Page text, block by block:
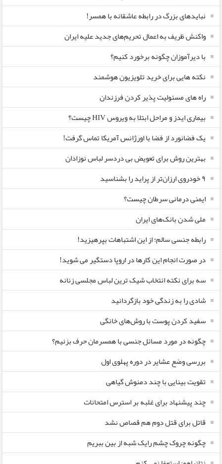
نبایدهای بزرگ در رابطه عاشقانه با همسر!
واکنش ظریف به اعمال تحریم‌های جدید علیه ایران
با دیرآموزان چگونه برخورد کنیم؟
نکته هایی برای خرید تلویزیون هوشمند
راه های مسئولیت پذیر کردن فرزندان
بیماری ایدز و مراحل ابتلا به ویروس HIV چیست؟
یک فضانورد از فضا با اورژانس آمریکا تماس گرفت!
بهترین روش برای تعویض بی دردسر لباس نوزادان
٩ خودروی ارزان‌تر از پراید را بشناسید
ایمنی درمانی سرطان چیست؟
ملی شدن بانک‌های ایران
رابطه جنسی سالم؛ از این اشتباهات بپرهیزید!
در صورت انجام این کارها در اروپا دستگیر می شوید!
سه برای نکته انتخاب شیک ترین لباس مجلسی زنانه
شادی را به زندگی خود بازگردانید
سفید کردن پوست با روش‌های خانگی
چگونه در مورد مسائل جنسی با همسرمان حرف بزنیم؟
بررسی وضع عشایر در دوره پهلوی اول
تقویت بینایی با چند دمنوش گیاهی
چند پیشنهاد برای غلبه بر استرس امتحانات
قاتل برای قتل دوم هم قصاص نشد
چگونه چروک چشم رایک شبه از بین ببریم